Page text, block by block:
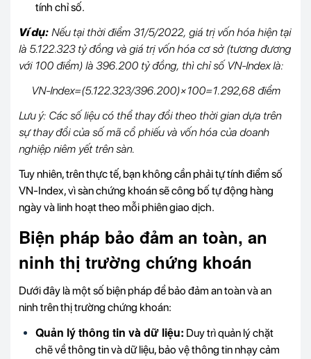
tính chỉ số.
Ví dụ: Nếu tại thời điểm 31/5/2022, giá trị vốn hóa hiện tại
là 5.122.323 tỷ đồng và giá trị vốn hóa cơ sở (tương đương
với 100 điểm) là 396.200 tỷ đồng, thì chỉ số VN-Index là:
VN-Index=(5.122.323/396.200)​×100=1.292,68 điểm
Lưu ý: Các số liệu có thể thay đổi theo thời gian dựa trên
sự thay đổi của số mã cổ phiếu và vốn hóa của doanh
nghiệp niêm yết trên sàn.
Tuy nhiên, trên thực tế, bạn không cần phải tự tính điểm số
VN-Index, vì sàn chứng khoán sẽ công bố tự động hàng
ngày và linh hoạt theo mỗi phiên giao dịch.
Biện pháp bảo đảm an toàn, an
ninh thị trường chứng khoán
Dưới đây là một số biện pháp để bảo đảm an toàn và an
ninh trên thị trường chứng khoán:
Quản lý thông tin và dữ liệu: Duy trì quản lý chặt
chẽ về thông tin và dữ liệu, bảo vệ thông tin nhạy cảm